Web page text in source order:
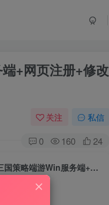
+网页注册+修改
关注 私信
0 160 24
【三国群英传OnLine水浒英豪六职业V36台服版】典藏三国策略端游Win服务端+网页注册+修改工具+GM工具+GM指令+PC客户端+架设教程